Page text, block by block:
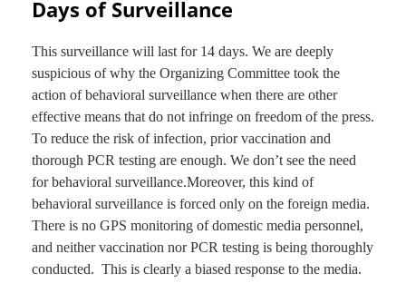
Days of Surveillance
This surveillance will last for 14 days. We are deeply
suspicious of why the Organizing Committee took the
action of behavioral surveillance when there are other
effective means that do not infringe on freedom of the press.
To reduce the risk of infection, prior vaccination and
thorough PCR testing are enough. We don’t see the need
for behavioral surveillance.Moreover, this kind of
behavioral surveillance is forced only on the foreign media.
There is no GPS monitoring of domestic media personnel,
and neither vaccination nor PCR testing is being thoroughly
conducted. This is clearly a biased response to the media.